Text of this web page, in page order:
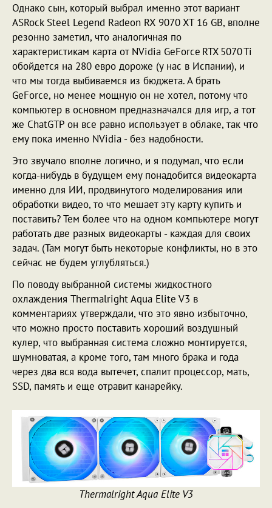
Однако сын, который выбрал именно этот вариант
ASRock Steel Legend Radeon RX 9070 XT 16 GB, вполне
резонно заметил, что аналогичная по
характеристикам карта от NVidia GeForce RTX 5070 Ti
обойдется на 280 евро дороже (у нас в Испании), и
что мы тогда выбиваемся из бюджета. А брать
GeForce, но менее мощную он не хотел, потому что
компьютер в основном предназначался для игр, а тот
же ChatGTP он все равно использует в облаке, так что
ему пока именно NVidia - без надобности.
Это звучало вполне логично, и я подумал, что если
когда-нибудь в будущем ему понадобится видеокарта
именно для ИИ, продвинутого моделирования или
обработки видео, то что мешает эту карту купить и
поставить? Тем более что на одном компьютере могут
работать две разных видеокарты - каждая для своих
задач. (Там могут быть некоторые конфликты, но в это
сейчас не будем углубляться.)
По поводу выбранной системы жидкостного
охлаждения Thermalright Aqua Elite V3 в
комментариях утверждали, что это явно избыточно,
что можно просто поставить хороший воздушный
кулер, что выбранная система сложно монтируется,
шумноватая, а кроме того, там много брака и года
через два вся вода вытечет, спалит процессор, мать,
SSD, память и еще отравит канарейку.
Thermalright Aqua Elite V3